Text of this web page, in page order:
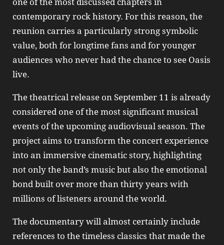
contemporary rock history. For this reason, the
reunion carries a particularly strong symbolic
value, both for longtime fans and for younger
audiences who never had the chance to see Oasis
live.
The theatrical release on September 11 is already
considered one of the most significant musical
events of the upcoming audiovisual season. The
project aims to transform the concert experience
into an immersive cinematic story, highlighting
not only the band’s music but also the emotional
bond built over more than thirty years with
millions of listeners around the world.
The documentary will almost certainly include
references to the timeless classics that made the